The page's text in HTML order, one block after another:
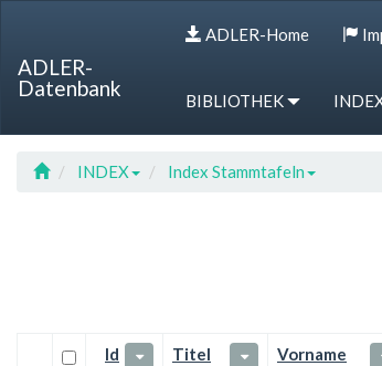
Tabelle
Menü
Suche
ADLER-
Datenbank
ADLER-Home
BIBLIOTHEK
INDEX Index Stammtafeln
Id Titel Vorname